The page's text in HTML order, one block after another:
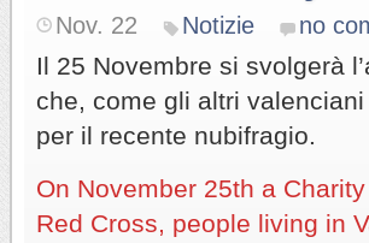
Nov. 22 Notizie no
Il 25 Novembre si svolgerà
che, come gli altri
per il recente nubifragio.
On November 25th a
Red Cross, people living in